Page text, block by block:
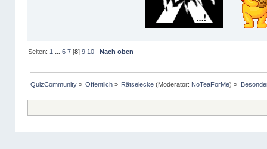
Seiten: 1 ... 6 7[8] 9 10 Nach oben
QuizCommunity» Öffentlich » Rätselecke (Moderator: NoTeaForMe) »